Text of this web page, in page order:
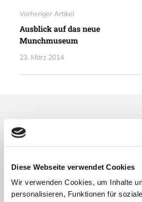
Diese Webseite verwendet Cookies
Wir verwenden Cookies, um Inhalte
personalisieren, Funktionen für
Vorheriger Artikel
Ausblick auf das neue
Munchmuseum
23. März 2014
UNSERE